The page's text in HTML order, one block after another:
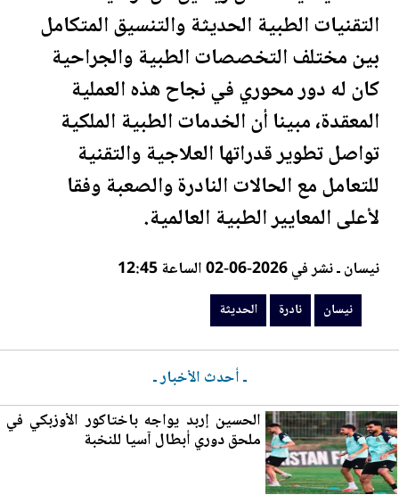
التقنيات الطبيةالحديثةوالتنسيق المتكامل
بين مختلف التخصصات الطبية والجراحية
كان له دور محوري في نجاح هذه العملية
المعقدة، مبينا أن الخدمات الطبية الملكية
تواصل تطوير قدراتها العلاجية والتقنية
للتعامل مع الحالات النادرةوالصعبة وفقا
لأعلى المعايير الطبية العالمية.
نيسان ـ نشر في 2026-06-02 الساعة 12:45
نيسان نادرة الحديثة
ـ أحدث الأخبار ـ
الحسين إربد يواجه باختاكور الأوزبكي في
ملحق دوري أبطال آسيا للنخبة